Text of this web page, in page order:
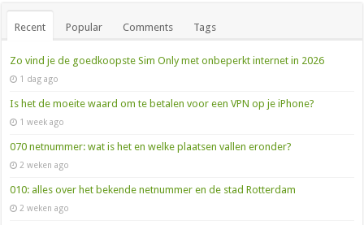
Recent Popular Comments Tags
Zo vind je de goedkoopste Sim Only met onbeperkt internet in 2026
1 dag ago
Is het de moeite waard om te betalen voor een VPN op je iPhone?
1 week ago
070 netnummer: wat is het en welke plaatsen vallen eronder?
2 weken ago
010: alles over het bekende netnummer en de stad Rotterdam
2 weken ago